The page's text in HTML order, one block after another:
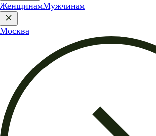
ЖенщинамМужчинам
Москва